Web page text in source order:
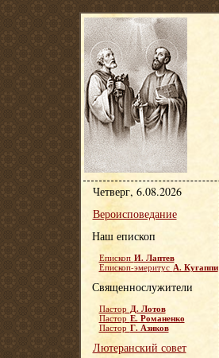
Четверг, 6.08.2026
Вероисповедание
Наш епископ
Епископ И. Лаптев
Епископ-эмеритус А. Кугаппи
Священнослужители
Пастор Д. Лотов
Пастор Е. Романенко
Пастор Г. Азиков
Лютеранский совет